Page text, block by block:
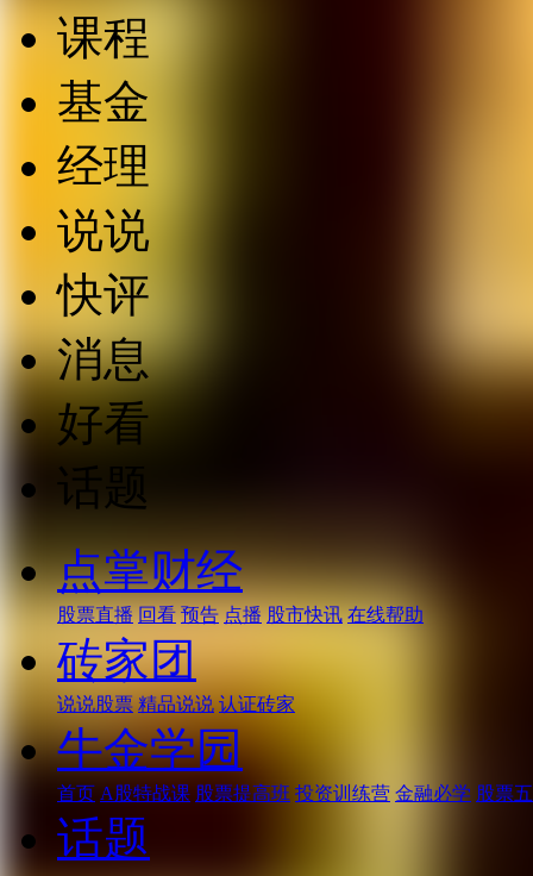
课程
基金
经理
说说
快评
消息
好看
话题
点掌财经
股票直播 回看 预告 点播 股市快讯 在线帮助
砖家团
说说股票 精品说说 认证砖家
牛金学园
首页 A股特战课 股票提高班 投资训练营 金融必学 股票
话题